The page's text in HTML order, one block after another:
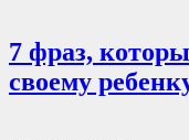
7 фраз,
своему